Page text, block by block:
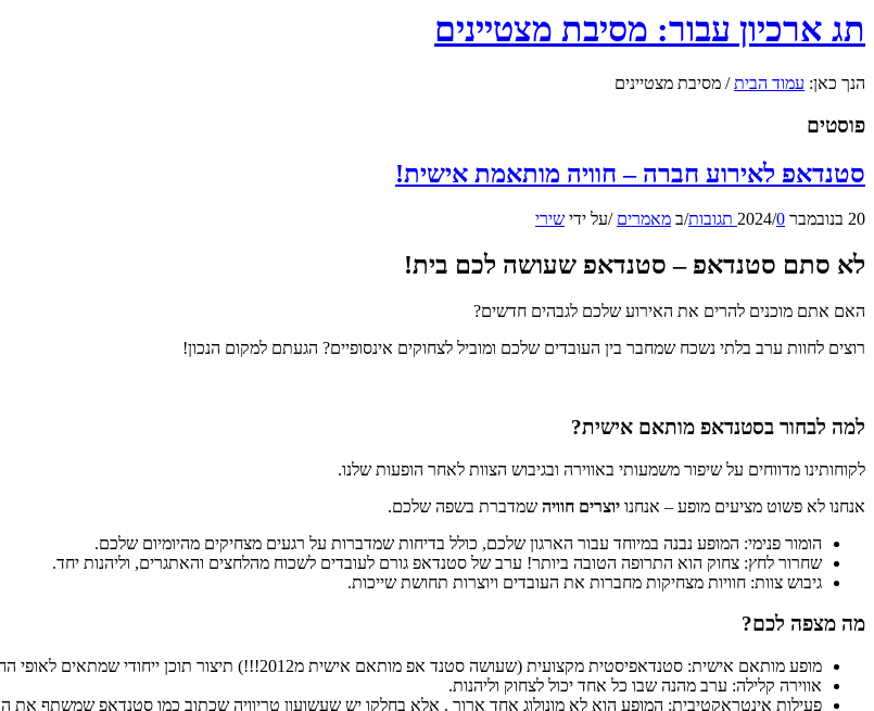
תג ארכיון עבור: מסיבת מצטיינים
הנך כאן: עמוד הבית / מסיבת מצטיינים
פוסטים
סטנדאפ לאירוע חברה – חוויה מותאמת אישית!
20 בנובמבר 2024 /0 תגובות /ב מאמרים /על ידי שירי
לא סתם סטנדאפ – סטנדאפ שעושה לכם בית!
האם אתם מוכנים להרים את האירוע שלכם לגבהים חדשים?
רוצים לחוות ערב בלתי נשכח שמחבר בין העובדים שלכם ומוביל לצחוקים אינסופיים? הגעתם למקום הנכון!
למה לבחור בסטנדאפ מותאם אישית?
לקוחותינו מדווחים על שיפור משמעותי באווירה ובגיבוש הצוות לאחר הופעות שלנו.
אנחנו לא פשוט מציעים מופע – אנחנו יוצרים חוויה שמדברת בשפה שלכם.
הומור פנימי: המופע נבנה במיוחד עבור הארגון שלכם, כולל בדיחות שמדברות על רגעים מצחיקים מהיומיום שלכם.
שחרור לחץ: צחוק הוא התרופה הטובה ביותר! ערב של סטנדאפ גורם לעובדים לשכוח מהלחצים והאתגרים, וליהנות יחד.
גיבוש צוות: חוויות מצחיקות מחברות את העובדים ויוצרות תחושת שייכות.
מה מצפה לכם?
מופע מותאם אישית: סטנדאפיסטית מקצועית (שעושה סטנד אפ מותאם אישית מ2012!!!) תיצור תוכן ייחודי שמתאים לאופי החברה שלכם ולחוויות המשותפות.
אווירה קלילה: ערב מהנה שבו כל אחד יכול לצחוק וליהנות.
פעילות אינטראקטיבית: המופע הוא לא מונולוג אחד ארוך . אלא בחלקו יש שעשועון טריוויה שכתוב כמו סטנדאפ שמשתף את